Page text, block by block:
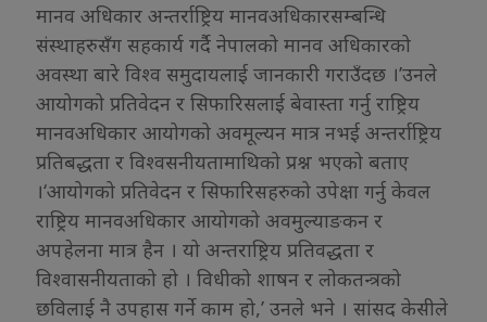
मानव अधिकार अन्तर्राष्ट्रिय मानवअधिकारसम्बन्धि
संस्थाहरुसँग सहकार्य गर्दै नेपालको मानव अधिकारको
अवस्था बारे विश्व समुदायलाई जानकारी गराउँदछ ।’उनले
आयोगको प्रतिवेदन र सिफारिसलाई बेवास्ता गर्नु राष्ट्रिय
मानवअधिकार आयोगको अवमूल्यन मात्र नभई अन्तर्राष्ट्रिय
प्रतिबद्धता र विश्वसनीयतामाथिको प्रश्न भएको बताए
।‘आयोगको प्रतिवेदन र सिफारिसहरुको उपेक्षा गर्नु केवल
राष्ट्रिय मानवअधिकार आयोगको अवमुल्याङकन र
अपहेलना मात्र हैन । यो अन्तराष्ट्रिय प्रतिवद्धता र
विश्वासनीयताको हो । विधीको शाषन र लोकतन्त्रको
छविलाई नै उपहास गर्ने काम हो,’ उनले भने । सांसद केसीले